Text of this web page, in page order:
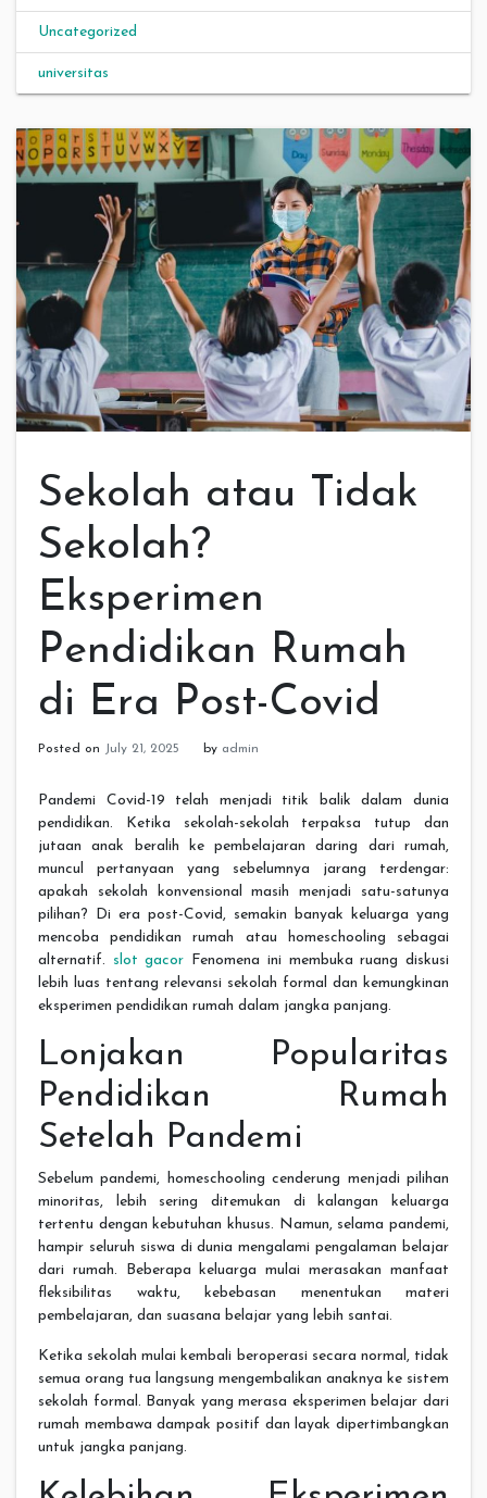
Uncategorized
universitas
Sekolah atau Tidak
Sekolah?
Eksperimen
Pendidikan Rumah
di Era Post-Covid
Posted on July 21, 2025 by admin
Pandemi Covid-19 telah menjadi titik balik dalam dunia
pendidikan. Ketika sekolah-sekolah terpaksa tutup dan
jutaan anak beralih ke pembelajaran daring dari rumah,
muncul pertanyaan yang sebelumnya jarang terdengar:
apakah sekolah konvensional masih menjadi satu-satunya
pilihan? Di era post-Covid, semakin banyak keluarga yang
mencoba pendidikan rumah atau homeschooling sebagai
alternatif. slot gacor Fenomena ini membuka ruang diskusi
lebih luas tentang relevansi sekolah formal dan kemungkinan
eksperimen pendidikan rumah dalam jangka panjang.
Lonjakan Popularitas
Pendidikan Rumah
Setelah Pandemi
Sebelum pandemi, homeschooling cenderung menjadi pilihan
minoritas, lebih sering ditemukan di kalangan keluarga
tertentu dengan kebutuhan khusus. Namun, selama pandemi,
hampir seluruh siswa di dunia mengalami pengalaman belajar
dari rumah. Beberapa keluarga mulai merasakan manfaat
fleksibilitas waktu, kebebasan menentukan materi
pembelajaran, dan suasana belajar yang lebih santai.
Ketika sekolah mulai kembali beroperasi secara normal, tidak
semua orang tua langsung mengembalikan anaknya ke sistem
sekolah formal. Banyak yang merasa eksperimen belajar dari
rumah membawa dampak positif dan layak dipertimbangkan
untuk jangka panjang.